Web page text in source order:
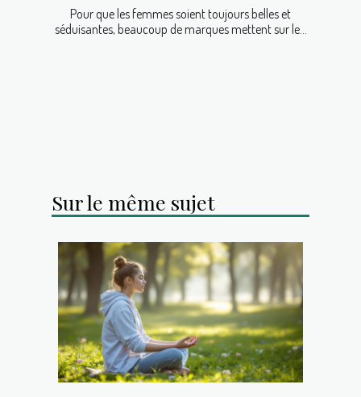
Pour que les femmes soient toujours belles et
séduisantes, beaucoup de marques mettent sur le...
Sur le même sujet